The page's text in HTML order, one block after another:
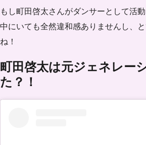
もし町田啓太さんがダンサーとして活
中にいても全然違和感ありませんし、
ね！
町田啓太は元ジェネレー
た？！